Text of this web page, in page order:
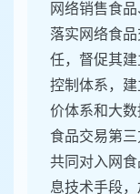
网络销售食
落实网络食
任，督促其
控制体系，
价体系和大
食品交易第
共同对入网
息技术手段